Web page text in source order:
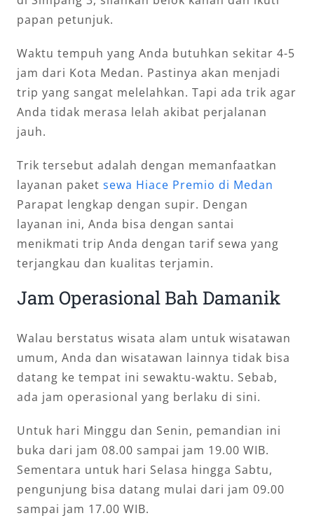
papan petunjuk.
Waktu tempuh yang Anda butuhkan sekitar 4-5
jam dari Kota Medan. Pastinya akan menjadi
trip yang sangat melelahkan. Tapi ada trik agar
Anda tidak merasa lelah akibat perjalanan
jauh.
Trik tersebut adalah dengan memanfaatkan
layanan paket sewa Hiace Premio di Medan
Parapat lengkap dengan supir. Dengan
layanan ini, Anda bisa dengan santai
menikmati trip Anda dengan tarif sewa yang
terjangkau dan kualitas terjamin.
Jam Operasional Bah Damanik
Walau berstatus wisata alam untuk wisatawan
umum, Anda dan wisatawan lainnya tidak bisa
datang ke tempat ini sewaktu-waktu. Sebab,
ada jam operasional yang berlaku di sini.
Untuk hari Minggu dan Senin, pemandian ini
buka dari jam 08.00 sampai jam 19.00 WIB.
Sementara untuk hari Selasa hingga Sabtu,
pengunjung bisa datang mulai dari jam 09.00
sampai jam 17.00 WIB.